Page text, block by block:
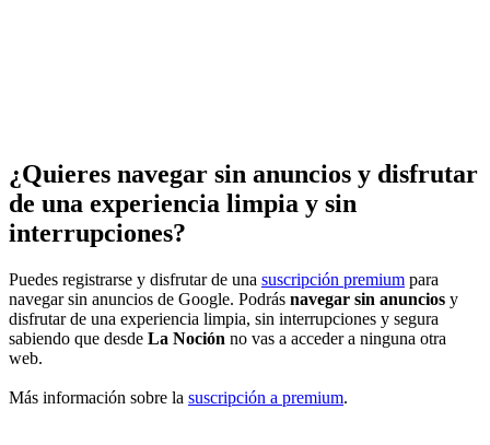
¿Quieres navegar sin anuncios y disfrutar
de una experiencia limpia y sin
interrupciones?
Puedes registrarse y disfrutar de una suscripción premium para
navegar sin anuncios de Google. Podrás navegar sin anuncios y
disfrutar de una experiencia limpia, sin interrupciones y segura
sabiendo que desde La Noción no vas a acceder a ninguna otra
web.
Más información sobre la suscripción a premium.